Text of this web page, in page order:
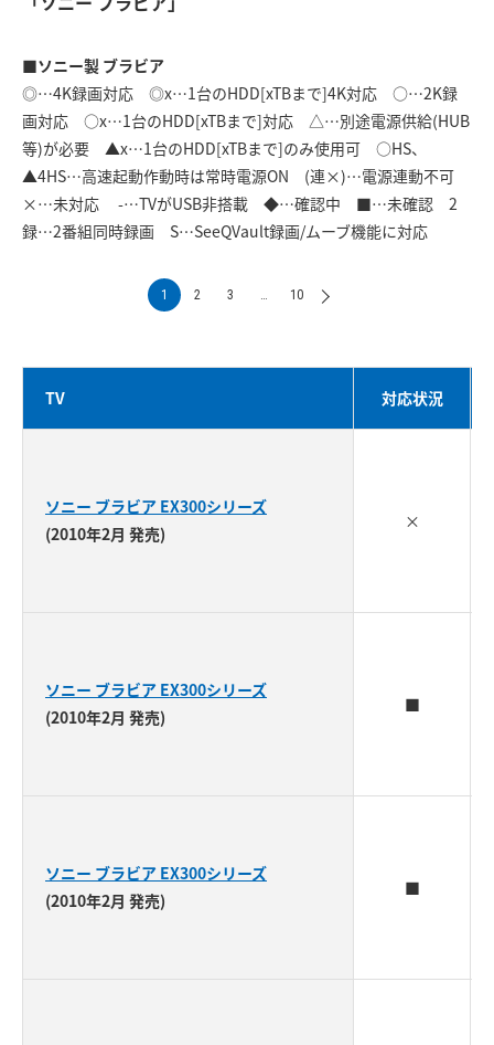
■ソニー製 ブラビア
◎…4K録画対応 ◎x…1台のHDD[xTBまで]4K対応 ○…2K録
画対応 ○x…1台のHDD[xTBまで]対応 △…別途電源供給(HUB
等)が必要 ▲x…1台のHDD[xTBまで]のみ使用可 ○HS、
▲4HS…高速起動作動時は常時電源ON (連×)…電源連動不可
×…未対応 -…TVがUSB非搭載 ◆…確認中 ■…未確認 2
録…2番組同時録画 S…SeeQVault録画/ムーブ機能に対応
1 2 3 10
TV 対応状況
ソニー ブラビア EX300シリーズ
(2010年2月 発売)
×
ソニー ブラビア EX300シリーズ
(2010年2月 発売)
■
ソニー ブラビア EX300シリーズ
(2010年2月 発売)
■